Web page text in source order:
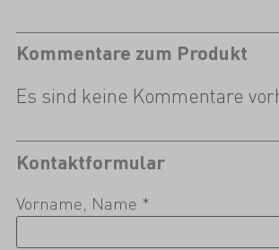
Kommentare zum Produkt
Es sind keine Kommentare
Kontaktformular
Vorname, Name *